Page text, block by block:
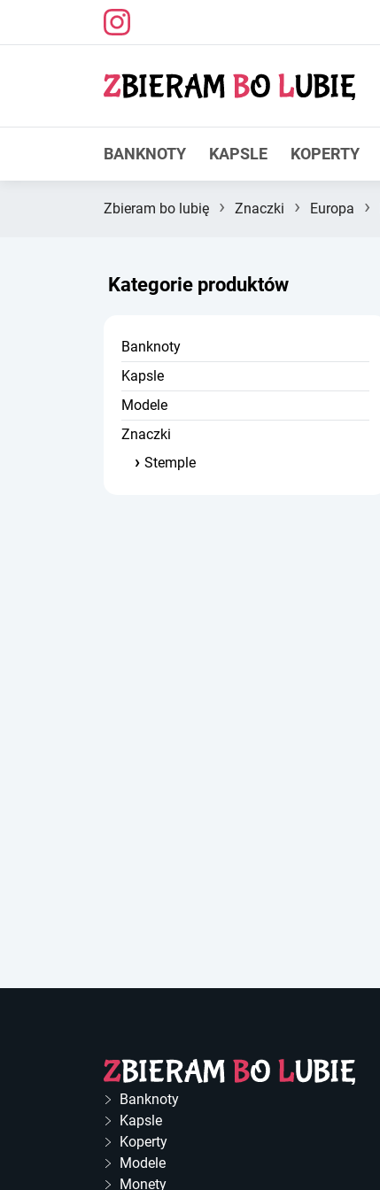
BANKNOTY KAPSLE KOPERTY
Zbieram bo lubię › Znaczki › Europa ›
Kategorie produktów
Banknoty
Kapsle
Modele
Znaczki
Stemple
Banknoty
Kapsle
Koperty
Modele
Monety